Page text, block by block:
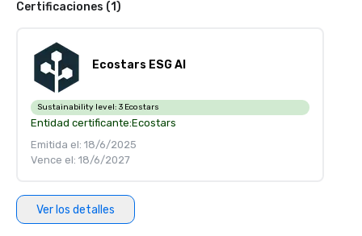
Certificaciones (1)
Ecostars ESG AI
Sustainability level: 3 Ecostars
Entidad certificante:Ecostars
Emitida el: 18/6/2025
Vence el: 18/6/2027
Ver los detalles